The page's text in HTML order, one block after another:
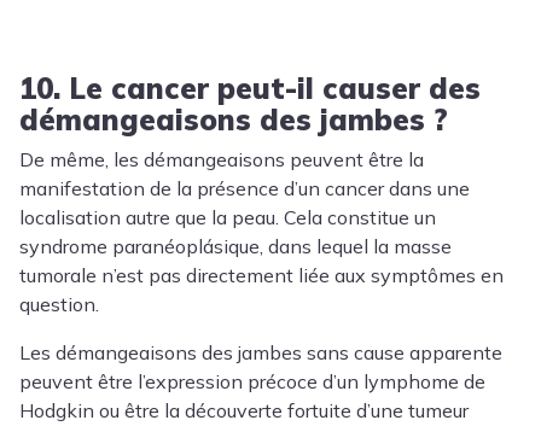
10. Le cancer peut-il causer des
démangeaisons des jambes ?
De même, les démangeaisons peuvent être la
manifestation de la présence d’un cancer dans une
localisation autre que la peau. Cela constitue un
syndrome paranéoplásique, dans lequel la masse
tumorale n’est pas directement liée aux symptômes en
question.
Les démangeaisons des jambes sans cause apparente
peuvent être l’expression précoce d’un lymphome de
Hodgkin ou être la découverte fortuite d’une tumeur